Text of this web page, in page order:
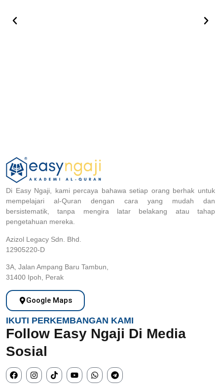
Di Easy Ngaji, kami percaya bahawa setiap orang berhak untuk
mempelajari al-Quran dengan cara yang mudah dan
bersistematik, tanpa mengira latar belakang atau tahap
pengetahuan mereka.
Azizol Legacy Sdn. Bhd.
12905220-D
3A, Jalan Ampang Baru Tambun,
31400 Ipoh, Perak
Google Maps
IKUTI PERKEMBANGAN KAMI
Follow Easy Ngaji Di Media
Sosial